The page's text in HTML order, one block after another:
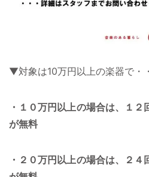
▼対象は10万円以上の楽器で・
・１０万円以上の場合は、１２
が無料
・２０万円以上の場合は、２４